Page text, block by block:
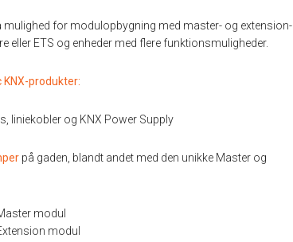
mulighed for modulopbygning med master- og extension-
eller ETS og enheder med flere funktionsmuligheder.
KNX-produkter:
liniekobler og KNX Power Supply
på gaden, blandt andet med den unikke Master og
modul
modul